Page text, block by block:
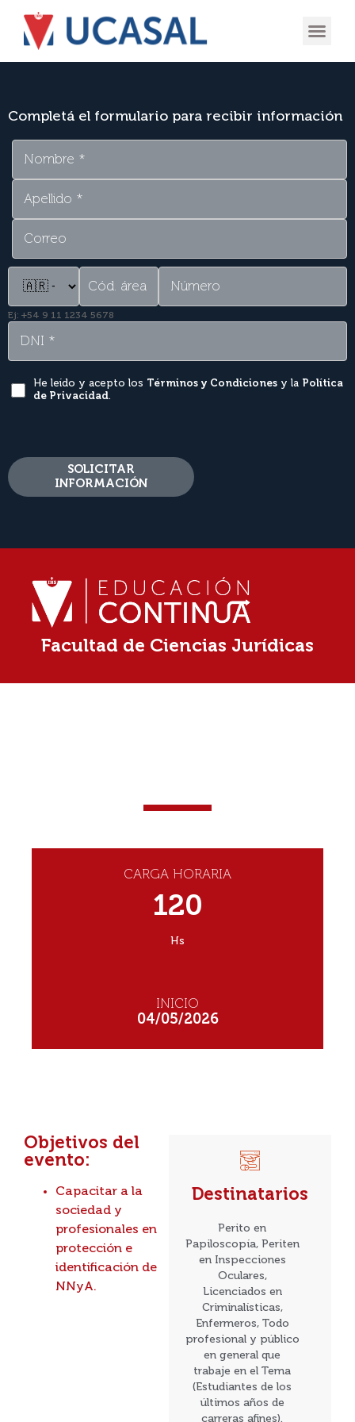
Completá el formulario para recibir información
Ej: +54 9 11 1234 5678
He leído y acepto los Términos y Condiciones y la Política
de Privacidad.
SOLICITAR
INFORMACIÓN
Facultad de Ciencias Jurídicas
CARGA HORARIA
120
Hs
INICIO
04/05/2026
Objetivos del
evento:
Capacitar a la
sociedad y
profesionales en
protección e
identificación de
NNyA.
Destinatarios
Perito en
Papiloscopía, Periten
en Inspecciones
Oculares,
Licenciados en
Criminalísticas,
Enfermeros, Todo
profesional y público
en general que
trabaje en el Tema
(Estudiantes de los
últimos años de
carreras afines).